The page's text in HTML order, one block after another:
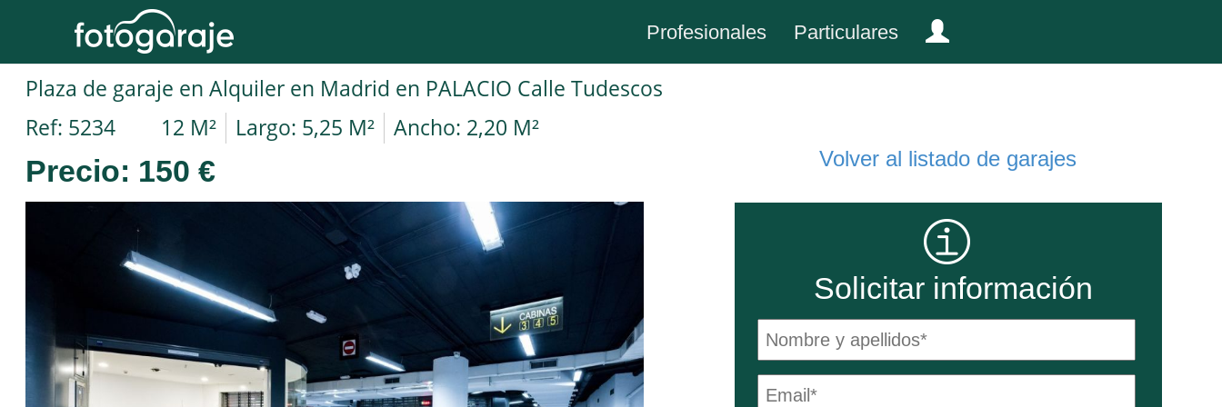
Profesionales Particulares
Plaza de garaje en Alquiler en Madrid en PALACIO Calle Tudescos
Ref: 5234
12 M² Largo: 5,25 M² Ancho: 2,20 M²
Precio: 150 € Volver al listado de garajes
Solicitar información